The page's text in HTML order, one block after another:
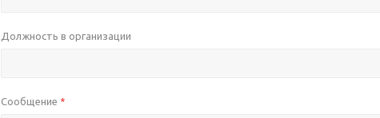
Должность в организации
Сообщение *